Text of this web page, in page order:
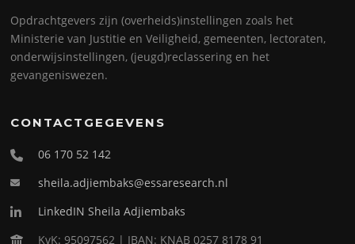
Opdrachtgevers zijn (overheids)instellingen zoals het
Ministerie van Justitie en Veiligheid, gemeenten, lectoraten,
onderwijsinstellingen, (jeugd)reclassering en het
gevangeniswezen.
CONTACTGEGEVENS
06 170 52 142
sheila.adjiembaks@essaresearch.nl
LinkedIN Sheila Adjiembaks
KvK: 95097562 | IBAN: KNAB 0257 8178 91